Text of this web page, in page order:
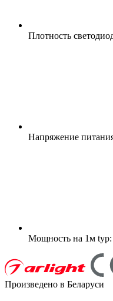
Плотность
Напряжение
Мощность на 1м
Произведено в Беларуси